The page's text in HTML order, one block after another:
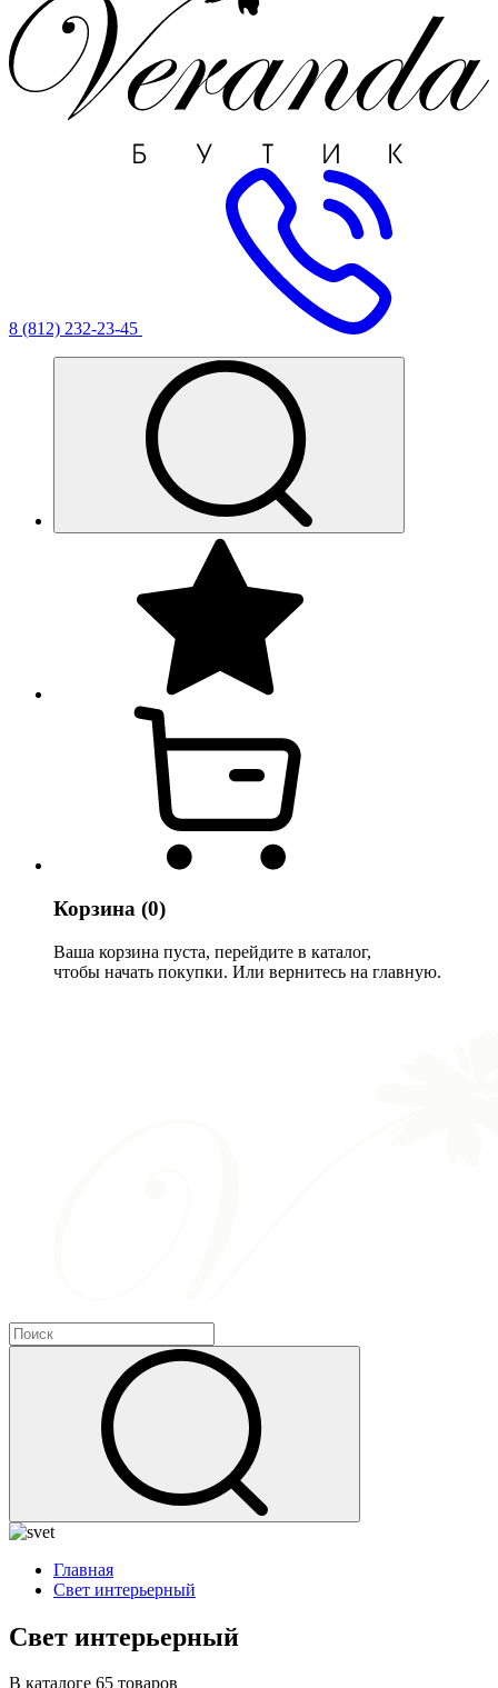
8 (812) 232-23-45
Корзина (0)
Ваша корзина пуста, перейдите в каталог,
чтобы начать покупки. Или вернитесь на главную.
Главная
Свет интерьерный
Свет интерьерный
В каталоге 65 товаров